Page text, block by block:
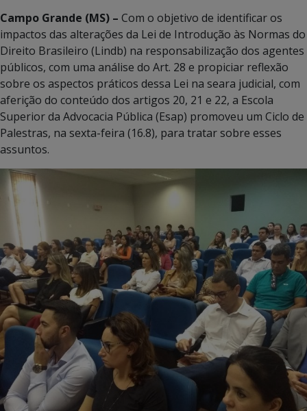
Campo Grande (MS) – Com o objetivo de identificar os
impactos das alterações da Lei de Introdução às Normas do
Direito Brasileiro (Lindb) na responsabilização dos agentes
públicos, com uma análise do Art. 28 e propiciar reflexão
sobre os aspectos práticos dessa Lei na seara judicial, com
aferição do conteúdo dos artigos 20, 21 e 22, a Escola
Superior da Advocacia Pública (Esap) promoveu um Ciclo de
Palestras, na sexta-feira (16.8), para tratar sobre esses
assuntos.